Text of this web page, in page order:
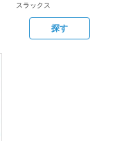
スラックス
探す